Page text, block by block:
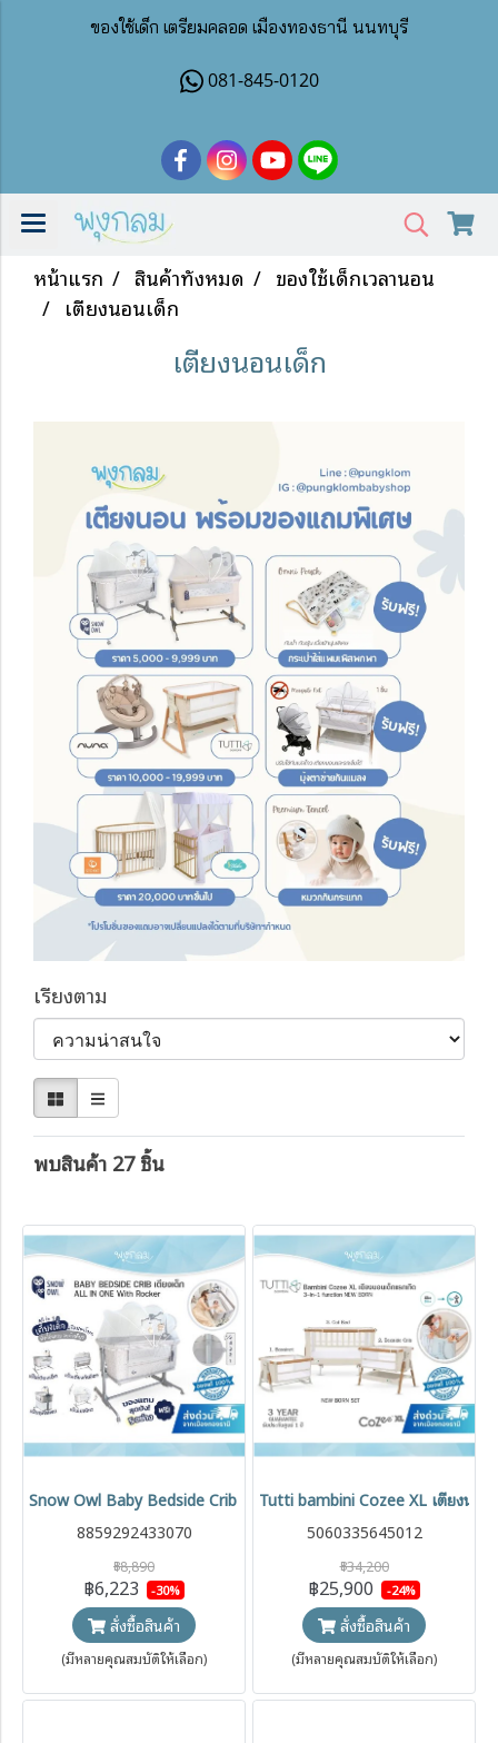
ของใช้เด็ก เตรียมคลอด เมืองทองธานี นนทบุรี
081-845-0120
หน้าแรก สินค้าทั้งหมด
ของใช้เด็กเวลานอน
เตียงนอนเด็ก
เตียงนอนเด็ก
เรียงตาม
พบสินค้า 27 ชิ้น
Snow Owl Baby Bedside Crib เตียงนอนเด็ก All in One
8859292433070
฿8,890
฿6,223 -30%
สั่งซื้อสินค้า
(มีหลายคุณสมบัติให้เลือก)
Tutti bambini Cozee XL เตียงนอ
5060335645012
฿34,200
฿25,900 -24%
สั่งซื้อสินค้า
(มีหลายคุณสมบัติให้เลือก)